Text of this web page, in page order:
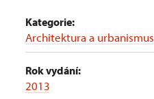
Kategorie:
Architektura a urbanismus
Rok vydání:
2013